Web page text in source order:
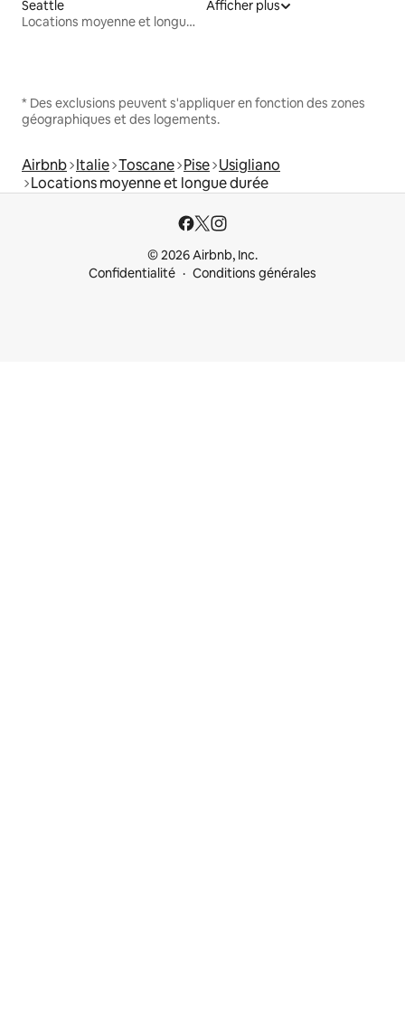
Seattle
Locations moyenne et longue durée
Afficher plus
* Des exclusions peuvent s'appliquer en fonction des zones
géographiques et des logements.
Airbnb Italie Toscane Pise Usigliano
Locations moyenne et longue durée
© 2026 Airbnb, Inc.
Confidentialité
Conditions générales